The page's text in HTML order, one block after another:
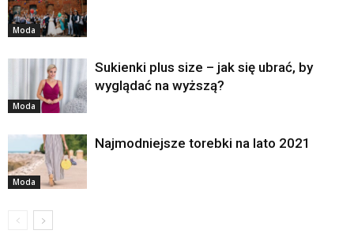
Moda
Moda
Sukienki plus size – jak się ubrać, by
wyglądać na wyższą?
Moda
Najmodniejsze torebki na lato 2021